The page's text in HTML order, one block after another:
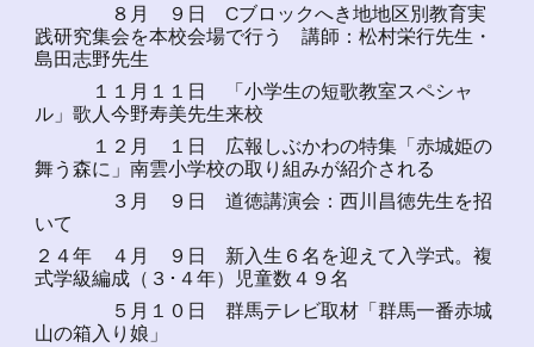
８月 ９日 Cブロックへき地地区別教育実
践研究集会を本校会場で行う 講師：松村栄行先生・
島田志野先生
１１月１１日 「小学生の短歌教室スペシャ
ル」歌人今野寿美先生来校
１２月 １日 広報しぶかわの特集「赤城姫の
舞う森に」南雲小学校の取り組みが紹介される
３月 ９日 道徳講演会：西川昌徳先生を招
いて
２４年 ４月 ９日 新入生６名を迎えて入学式。複
式学級編成（３･４年）児童数４９名
５月１０日 群馬テレビ取材「群馬一番赤城
山の箱入り娘」